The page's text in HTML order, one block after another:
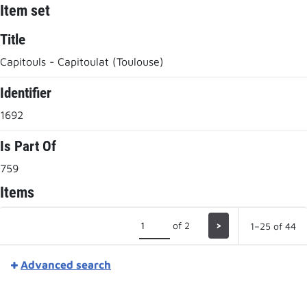
Item set
Title
Capitouls - Capitoulat (Toulouse)
Identifier
1692
Is Part Of
759
Items
of 2 > 1–25 of 44
Advanced search